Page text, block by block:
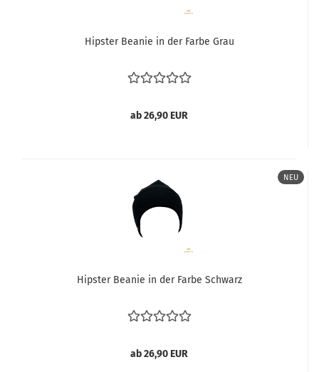
Hipster Beanie in der Farbe Grau
ab 26,90 EUR
NEU
Hipster Beanie in der Farbe Schwarz
ab 26,90 EUR